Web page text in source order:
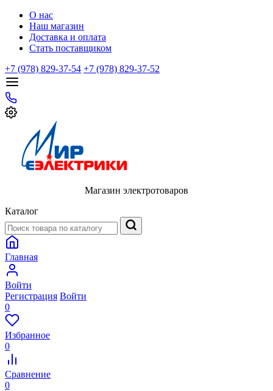
О нас
Наш магазин
Доставка и оплата
Стать поставщиком
+7 (978) 829-37-54 +7 (978) 829-37-52
Магазин электротоваров
Каталог
Главная
Войти
Регистрация Войти
0
Избранное
0
Сравнение
0